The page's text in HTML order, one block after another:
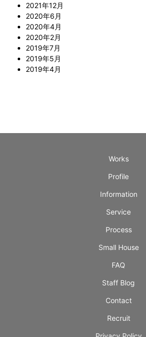
2021年12月
2020年6月
2020年4月
2020年2月
2019年7月
2019年5月
2019年4月
Works
Profile
Information
Service
Process
Small House
FAQ
Staff Blog
Contact
Recruit